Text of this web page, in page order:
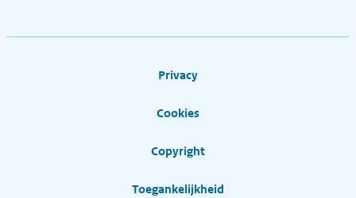
Privacy
Cookies
Copyright
Toegankelijkheid